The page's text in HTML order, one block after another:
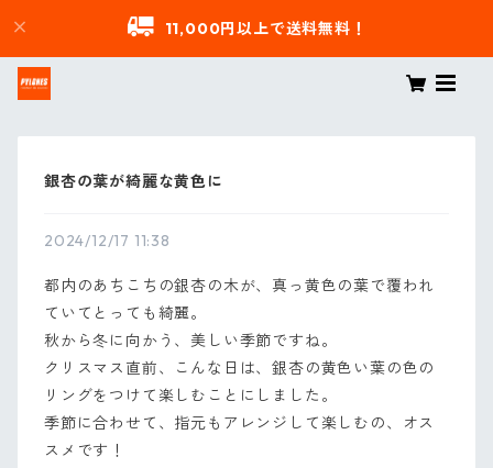
11,000円以上で送料無料！
銀杏の葉が綺麗な黄色に
2024/12/17 11:38
都内のあちこちの銀杏の木が、真っ黄色の葉で覆われ
ていてとっても綺麗。
秋から冬に向かう、美しい季節ですね。
クリスマス直前、こんな日は、銀杏の黄色い葉の色の
リングをつけて楽しむことにしました。
季節に合わせて、指元もアレンジして楽しむの、オス
スメです！